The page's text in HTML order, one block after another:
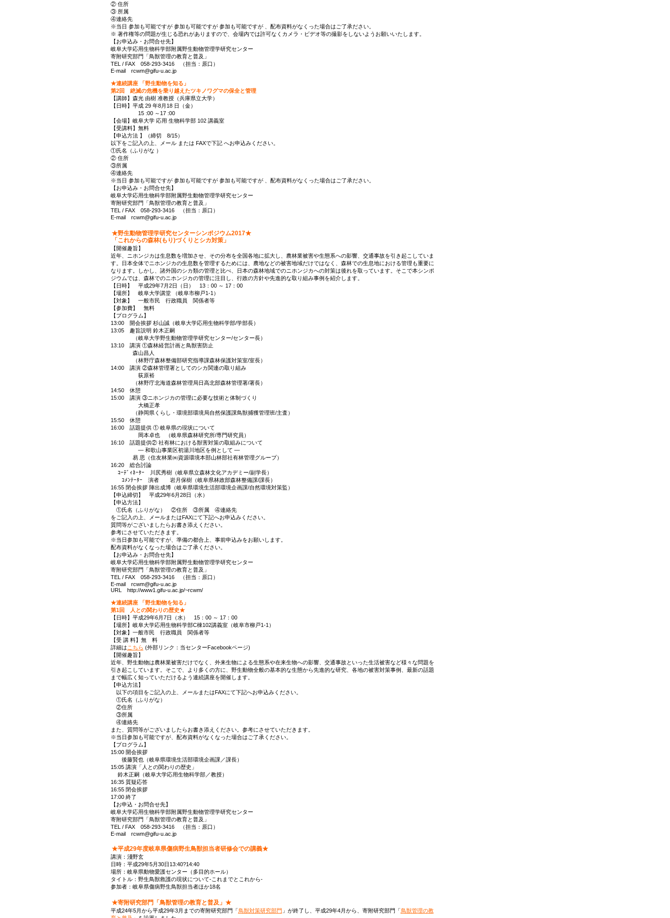
② 住所
③ 所属
④連絡先
※当日 参加も可能ですが 参加も可能ですが 参加も可能ですが 、配布資料がなくった場合はご了承ださい。
※ 著作権等の問題が生じる恐れがありますので、会場内では許可なくカメラ・ビデオ等の撮影をしないようお願いいたします。
【お申込み・お問合せ先】
岐阜大学応用生物科学部附属野生動物管理学研究センター
寄附研究部門「鳥獣管理の教育と普及」
TEL / FAX 058-293-3416 （担当：原口）
E-mail rcwm@gifu-u.ac.jp
★連続講座 「野生動物を知る」
第2回 絶滅の危機を乗り越えたツキノワグマの保全と管理
【講師】森光 由樹 准教授（兵庫県立大学）
【日時】平成 29 年8月18 日（金）
15 :00 ～17 :00
【会場】岐阜大学 応用 生物科学部 102 講義室
【受講料】無料
【申込方法 】（締切 8/15）
以下をご記入の上、メール または FAXで下記 へお申込みください。
①氏名（ふりがな ）
② 住所
③所属
④連絡先
※当日 参加も可能ですが 参加も可能ですが 参加も可能ですが 、配布資料がなくった場合はご了承ださい。
【お申込み・お問合せ先】
岐阜大学応用生物科学部附属野生動物管理学研究センター
寄附研究部門「鳥獣管理の教育と普及」
TEL / FAX 058-293-3416 （担当：原口）
E-mail rcwm@gifu-u.ac.jp
★野生動物管理学研究センターシンポジウム2017★
「これからの森林(もり)づくりとシカ対策」
【開催趣旨】
近年、ニホンジカは生息数を増加させ、その分布を全国各地に拡大し、農林業被害や生態系への影響、交通事故を引き起こしていま
す。日本全体でニホンジカの生息数を管理するためには、農地などの被害地域だけではなく、森林での生息地における管理も重要に
なります。しかし、諸外国のシカ類の管理と比べ、日本の森林地域でのニホンジカへの対策は後れを取っています。そこで本シンポ
ジウムでは、森林でのニホンジカの管理に注目し、行政の方針や先進的な取り組み事例を紹介します。
【日時】 平成29年7月2日（日） 13：00 ～ 17：00
【場所】 岐阜大学講堂 （岐阜市柳戸1-1）
【対象】 一般市民 行政職員 関係者等
【参加費】 無料
【プログラム】
13:00 開会挨拶 杉山誠（岐阜大学応用生物科学部/学部長）
13:05 趣旨説明 鈴木正嗣
（岐阜大学野生動物管理学研究センター/センター長）
13:10 講演 ①森林経営計画と鳥獣害防止
森山昌人
（林野庁森林整備部研究指導課森林保護対策室/室長）
14:00 講演 ②森林管理署としてのシカ関連の取り組み
荻原裕
（林野庁北海道森林管理局日高北部森林管理署/署長）
14:50 休憩
15:00 講演 ③ニホンジカの管理に必要な技術と体制づくり
大橋正孝
（静岡県くらし・環境部環境局自然保護課鳥獣捕獲管理班/主査）
15:50 休憩
16:00 話題提供 ① 岐阜県の現状について
岡本卓也 （岐阜県森林研究所/専門研究員）
16:10 話題提供② 社有林における獣害対策の取組みについて
― 和歌山事業区初湯川地区を例として ―
易 思（住友林業㈱資源環境本部山林部社有林管理グループ）
16:20 総合討論
ｺｰﾃﾞｨﾈｰﾀｰ 川尻秀樹（岐阜県立森林文化アカデミー/副学長）
ｺﾒﾝﾃｰﾀｰ 演者 岩月保樹（岐阜県林政部森林整備課/課長）
16:55 閉会挨拶 陣出成博（岐阜県環境生活部環境企画課/自然環境対策監）
【申込締切】 平成29年6月28日（水）
【申込方法】
①氏名（ふりがな） ②住所 ③所属 ④連絡先
をご記入の上、メールまたはFAXにて下記へお申込みください。
質問等がございましたらお書き添えください。
参考にさせていただきます。
※当日参加も可能ですが、準備の都合上、事前申込みをお願いします。
配布資料がなくなった場合はご了承ください。
【お申込み・お問合せ先】
岐阜大学応用生物科学部附属野生動物管理学研究センター
寄附研究部門「鳥獣管理の教育と普及」
TEL / FAX 058-293-3416 （担当：原口）
E-mail rcwm@gifu-u.ac.jp
URL http://www1.gifu-u.ac.jp/~rcwm/
★連続講座 「野生動物を知る」
第1回 人との関わりの歴史★
【日時】平成29年6月7日（水） 15：00 ～ 17：00
【場所】岐阜大学応用生物科学部C棟102講義室（岐阜市柳戸1-1）
【対象】一般市民 行政職員 関係者等
【受 講 料】無 料
詳細は こちら (外部リンク：当センターFacebookページ)
【開催趣旨】
近年、野生動物は農林業被害だけでなく、外来生物による生態系や在来生物への影響、交通事故といった生活被害など様々な問題を
引き起こしています。そこで、より多くの方に、野生動物全般の基本的な生態から先進的な研究、各地の被害対策事例、最新の話題
まで幅広く知っていただけるよう連続講座を開催します。
【申込方法】
以下の項目をご記入の上、メールまたはFAXにて下記へお申込みください。
①氏名（ふりがな）
②住所
③所属
④連絡先
また、質問等がございましたらお書き添えください。参考にさせていただきます。
※当日参加も可能ですが、配布資料がなくなった場合はご了承ください。
【プログラム】
15:00 開会挨拶
後藤賢也（岐阜県環境生活部環境企画課／課長）
15:05 講演「人との関わりの歴史」
鈴木正嗣（岐阜大学応用生物科学部／教授）
16:35 質疑応答
16:55 閉会挨拶
17:00 終了
【お申込・お問合せ先】
岐阜大学応用生物科学部附属野生動物管理学研究センター
寄附研究部門「鳥獣管理の教育と普及」
TEL / FAX 058-293-3416 （担当：原口）
E-mail rcwm@gifu-u.ac.jp
★平成29年度岐阜県傷病野生鳥獣担当者研修会での講義★
講演：淺野玄
日時：平成29年5月30日13:40?14:40
場所：岐阜県動物愛護センター（多目的ホール）
タイトル：野生鳥獣救護の現状について-これまでとこれから-
参加者：岐阜県傷病野生鳥獣担当者ほか18名
★寄附研究部門「鳥獣管理の教育と普及」★
平成24年5月から平成29年3月までの寄附研究部門「鳥獣対策研究部門 」が終了し、平成29年4月から、寄附研究部門「鳥獣管理の教